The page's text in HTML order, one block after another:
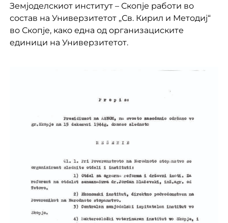
Земјоделскиот институт – Скопје работи во
состав на Универзитетот „Св. Кирил и Методиј“
во Скопје, како една од организациските
единици на Универзитетот.